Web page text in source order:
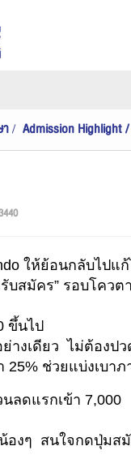
Admission Highlight
ให้ย้อนกลับไปแก้
บสมัคร” รอบโคว
ขึ้นไป
างเดียว  ไม่ต้องป
25% ช่วยแบ่งเบาภ
ลดแรกเข้า 7,000
งๆ  สนใจกดปุ่มสมั